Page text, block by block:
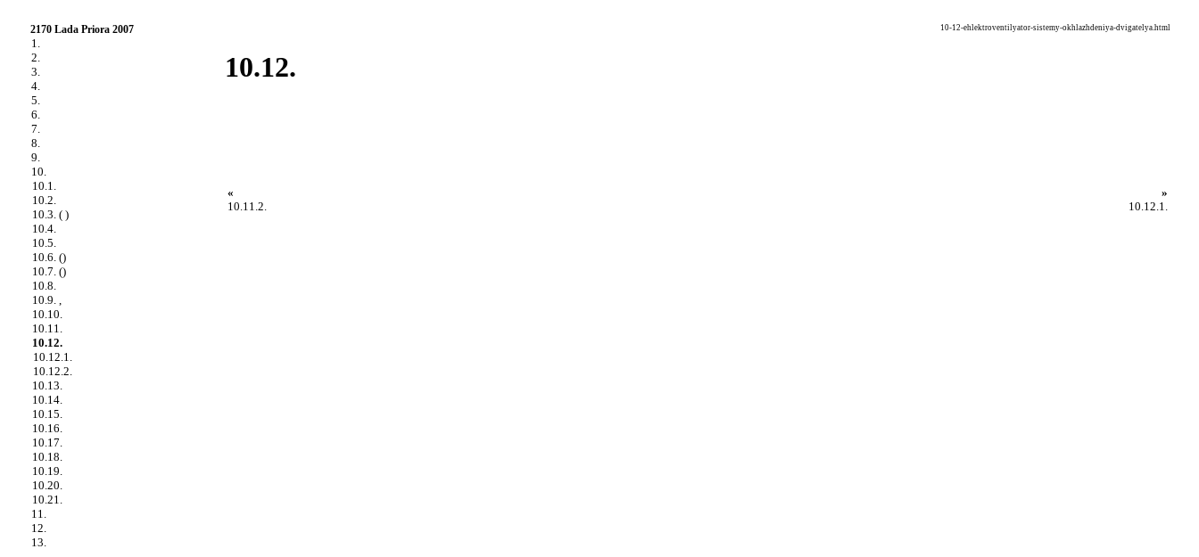
2170 Lada Priora 2007
1.
2.
3.
4.
5.
6.
7.
8.
9.
10.
10.1.
10.2.
10.3. ( )
10.4.
10.5.
10.6. ()
10.7. ()
10.8.
10.9. ,
10.10.
10.11.
10.12.
10.12.1.
10.12.2.
10.13.
10.14.
10.15.
10.16.
10.17.
10.18.
10.19.
10.20.
10.21.
11.
12.
13.
10-12-ehlektroventilyator-sistemy-okhlazhdeniya-dvigatelya.html
10.12.
«
10.11.2.
»
10.12.1.